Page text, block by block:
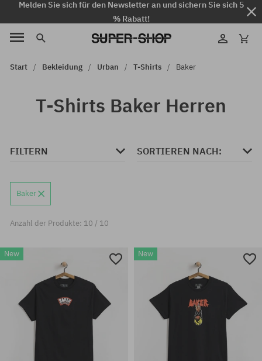
Melden Sie sich für den Newsletter an und sichern Sie sich 5
% Rabatt!
Start Bekleidung Urban T-Shirts Baker
T-Shirts Baker Herren
FILTERN SORTIEREN NACH:
Baker
Anzahl der Produkte: 10 / 10
New New